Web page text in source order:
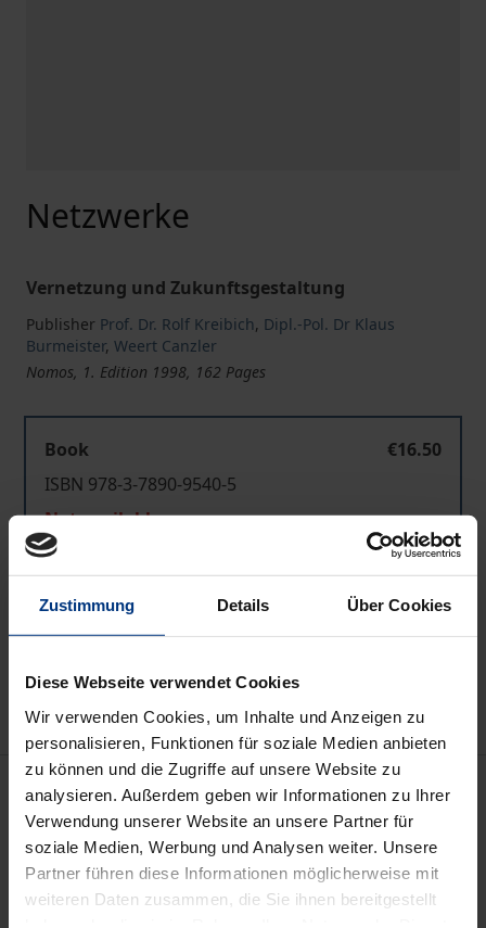
Zustimmung Details Über Cookies
Diese Webseite verwendet Cookies
Wir verwenden Cookies, um Inhalte und Anzeigen zu
personalisieren, Funktionen für soziale Medien anbieten
zu können und die Zugriffe auf unsere Website zu
analysieren. Außerdem geben wir Informationen zu Ihrer
Verwendung unserer Website an unsere Partner für
soziale Medien, Werbung und Analysen weiter. Unsere
Partner führen diese Informationen möglicherweise mit
weiteren Daten zusammen, die Sie ihnen bereitgestellt
Netzwerke
Vernetzung und Zukunftsgestaltung
Publisher Prof. Dr. Rolf Kreibich, Dipl.-Pol. Dr Klaus
Burmeister, Weert Canzler
Nomos, 1. Edition 1998, 162 Pages
Book
€16.50
ISBN 978-3-7890-9540-5
Not available
Add to Cart
Delivery cost notice
Description
Netzwerke: Ein Begriff, der heute fast schon
inflationär benutzt wird. Was sind Netzwerke?
Ursprünglich bezeichneten sie die »Verknüpfung